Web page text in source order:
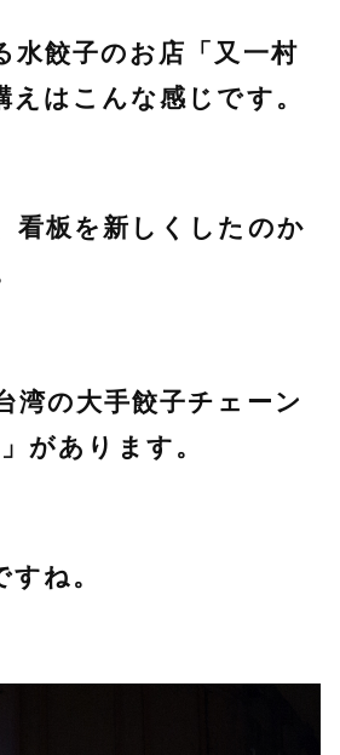
水餃子のお店「又一村
えはこんな感じです。
看板を新しくしたのか
湾の大手餃子チェーン
」があります。
ね。